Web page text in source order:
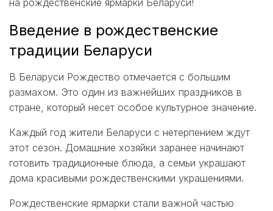
Введение в рождественские
традиции Беларуси
В Беларуси Рождество отмечается с большим
размахом. Это один из важнейших праздников в
стране, который несет особое культурное значение.
Каждый год жители Беларуси с нетерпением ждут
этот сезон. Домашние хозяйки заранее начинают
готовить традиционные блюда, а семьи украшают
дома красивыми рождественскими украшениями.
Рождественские ярмарки стали важной частью